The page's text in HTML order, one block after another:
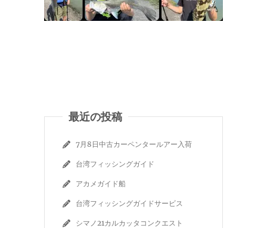
最近の投稿
7月8日中古カーペンタールアー入荷
台湾フィッシングガイド
アカメガイド船
台湾フィッシングガイドサービス
シマノ21カルカッタコンクエスト